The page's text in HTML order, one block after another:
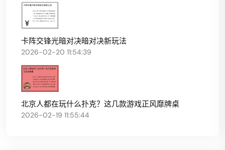
卡阵交锋光暗对决暗对决新玩法
2026-02-20 11:54:39
北京人都在玩什么扑克？这几款游戏正风靡牌桌
2026-02-19 11:55:44